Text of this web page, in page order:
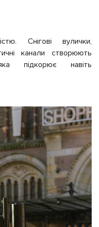
Снігові вулички,
канали створюють
підкорює навіть